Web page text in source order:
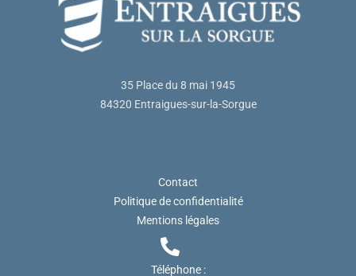
35 Place du 8 mai 1945
84320 Entraigues-sur-la-Sorgue
Contact
Politique de confidentialité
Mentions légales
Téléphone :